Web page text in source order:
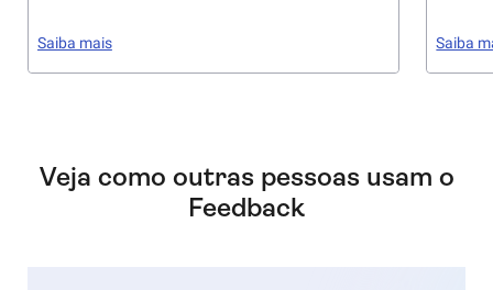
Saiba mais Saiba
Veja como outras pessoas usam o
Feedback